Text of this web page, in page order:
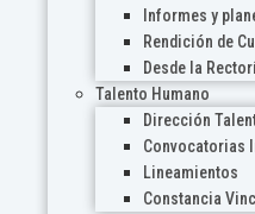
Informes y
Rendición de
Desde la
Talento Humano
Dirección
Convocatorias
Lineamientos
Constancia